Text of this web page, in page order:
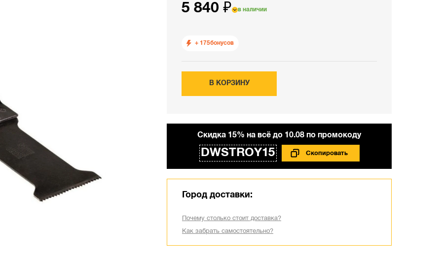
5 840 ₽ в наличии
+ 175бонусов
В КОРЗИНУ
Cкидка 15% на всё до 10.08 по промокоду
DWSTROY15
Город доставки:
Почему столько стоит доставка?
Как забрать самостоятельно?